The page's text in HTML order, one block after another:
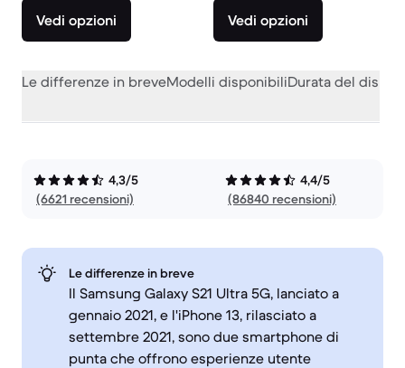
Vedi opzioni Vedi opzioni
Le differenze in breveModelli disponibiliDurata del
4,3/5
(6621 recensioni)
4,4/5
(86840 recensioni)
Le differenze in breve
Il Samsung Galaxy S21 Ultra 5G, lanciato a
gennaio 2021, e l'iPhone 13, rilasciato a
settembre 2021, sono due smartphone di
punta che offrono esperienze utente